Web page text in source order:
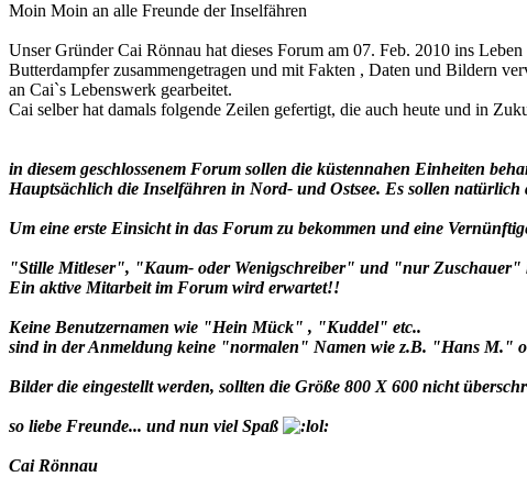
Moin Moin an alle Freunde der Inselfähren
Unser Gründer Cai Rönnau hat dieses Forum am 07. Feb. 2010 ins
Butterdampfer zusammengetragen und mit Fakten , Daten und Bildern
an Cai`s Lebenswerk gearbeitet.
Cai selber hat damals folgende Zeilen gefertigt, die auch heute und in
in diesem geschlossenem Forum sollen die küstennahen Einheiten
Hauptsächlich die Inselfähren in Nord- und Ostsee. Es sollen
Um eine erste Einsicht in das Forum zu bekommen und eine
"Stille Mitleser", "Kaum- oder Wenigschreiber" und "nur Zuschauer"
Ein aktive Mitarbeit im Forum wird erwartet!!
Keine Benutzernamen wie "Hein Mück" , "Kuddel" etc..
sind in der Anmeldung keine "normalen" Namen wie z.B. "Hans M."
Bilder die eingestellt werden, sollten die Größe 800 X 600 nicht
so liebe Freunde... und nun viel Spaß
Cai Rönnau